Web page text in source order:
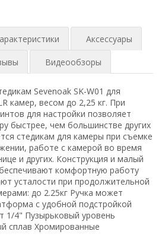
Аксессуары
Видеообзоры
Sevenoak SK-W01 для
камер, весом до 2,25 кг. При
для настройки позволяет
быстрее, чем большинстве других
cтедикам для камеры при съемке
работе с камерой во время
и других. Конструкция и малый
комфортную работу
усталости при продолжительной
до 2.25кг Ручка может
с удобной подстройкой
1/4" Пузырьковый уровень
сплав Хромированные